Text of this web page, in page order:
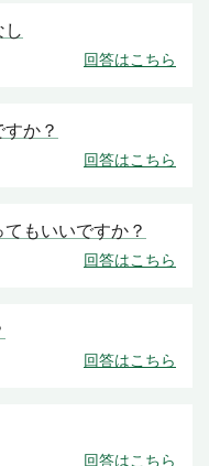
し
か？
もいいですか？